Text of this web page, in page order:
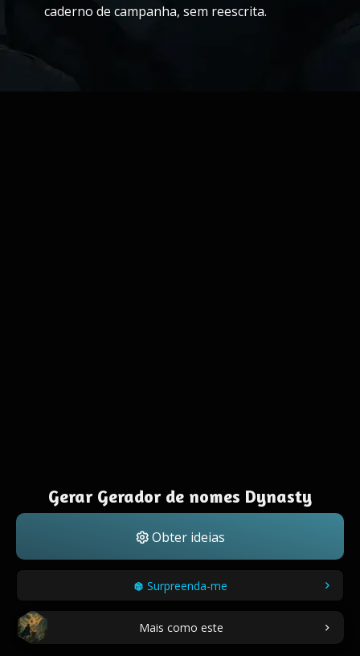
caderno de campanha, sem reescrita.
Gerar Gerador de nomes Dynasty
Obter ideias
Surpreenda-me
Mais como este